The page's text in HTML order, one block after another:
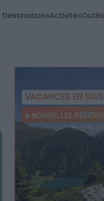
DestinationsActivitésOutils